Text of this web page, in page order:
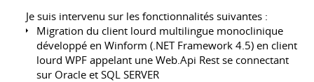
Je suis intervenu sur les fonctionnalités suivantes :
Migration du client lourd multilingue monoclinique
développé en Winform (.NET Framework 4.5) en client
lourd WPF appelant une Web.Api Rest se connectant
sur Oracle et SQL SERVER